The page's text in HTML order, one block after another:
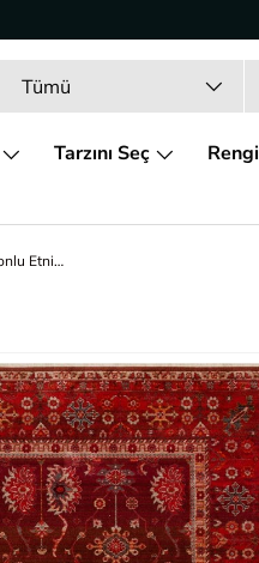
Tümü
Tarzını Seç
PIETRA PTA 24 RED Sıcak Renk Tonlu Etnik Desenli Yumuşak Dokulu Makine Halısı